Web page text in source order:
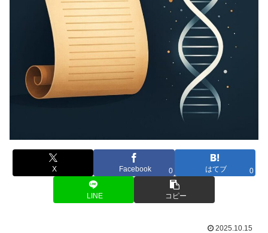
X Facebook 0 はてブ 0
LINE コピー
2025.10.15